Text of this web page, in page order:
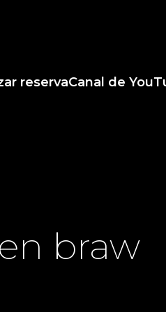
reservaCanal de
braw